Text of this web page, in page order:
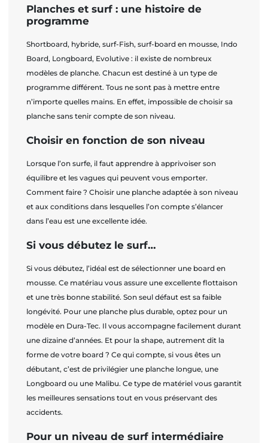
Planches et surf : une histoire de
programme
Shortboard, hybride, surf-Fish, surf-board en mousse, Indo
Board, Longboard, Evolutive : il existe de nombreux
modèles de planche. Chacun est destiné à un type de
programme différent. Tous ne sont pas à mettre entre
n’importe quelles mains. En effet, impossible de choisir sa
planche sans tenir compte de son niveau.
Choisir en fonction de son niveau
Lorsque l’on surfe, il faut apprendre à apprivoiser son
équilibre et les vagues qui peuvent vous emporter.
Comment faire ? Choisir une planche adaptée à son niveau
et aux conditions dans lesquelles l’on compte s’élancer
dans l’eau est une excellente idée.
Si vous débutez le surf…
Si vous débutez, l’idéal est de sélectionner une board en
mousse. Ce matériau vous assure une excellente flottaison
et une très bonne stabilité. Son seul défaut est sa faible
longévité. Pour une planche plus durable, optez pour un
modèle en Dura-Tec. Il vous accompagne facilement durant
une dizaine d’années. Et pour la shape, autrement dit la
forme de votre board ? Ce qui compte, si vous êtes un
débutant, c’est de privilégier une planche longue, une
Longboard ou une Malibu. Ce type de matériel vous garantit
les meilleures sensations tout en vous préservant des
accidents.
Pour un niveau de surf intermédiaire